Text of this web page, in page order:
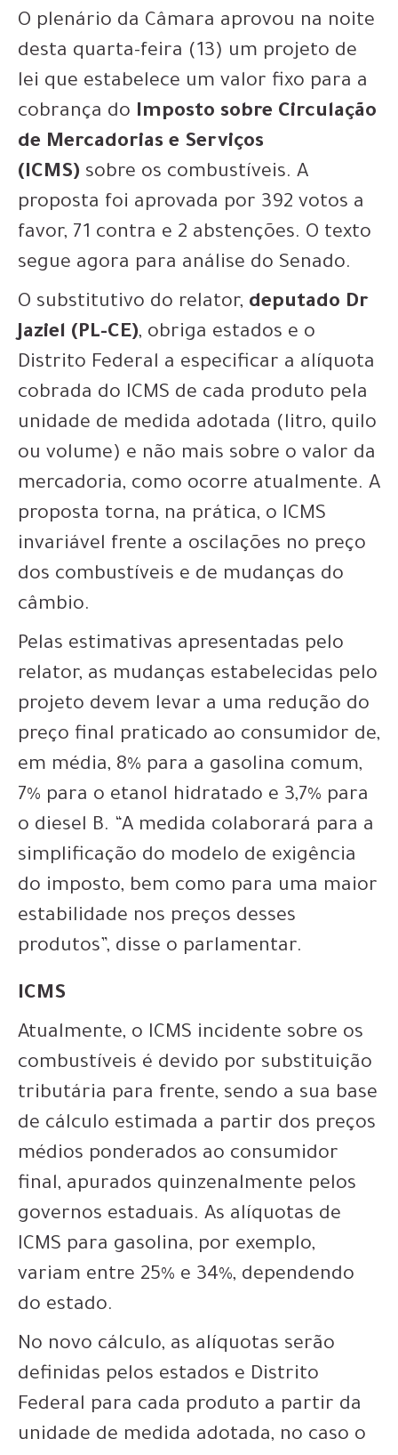
O plenário da Câmara aprovou na noite
desta quarta-feira (13) um projeto de
lei que estabelece um valor fixo para a
cobrança do Imposto sobre Circulação
de Mercadorias e Serviços
(ICMS) sobre os combustíveis. A
proposta foi aprovada por 392 votos a
favor, 71 contra e 2 abstenções. O texto
segue agora para análise do Senado.
O substitutivo do relator, deputado Dr
Jaziel (PL-CE), obriga estados e o
Distrito Federal a especificar a alíquota
cobrada do ICMS de cada produto pela
unidade de medida adotada (litro, quilo
ou volume) e não mais sobre o valor da
mercadoria, como ocorre atualmente. A
proposta torna, na prática, o ICMS
invariável frente a oscilações no preço
dos combustíveis e de mudanças do
câmbio.
Pelas estimativas apresentadas pelo
relator, as mudanças estabelecidas pelo
projeto devem levar a uma redução do
preço final praticado ao consumidor de,
em média, 8% para a gasolina comum,
7% para o etanol hidratado e 3,7% para
o diesel B. “A medida colaborará para a
simplificação do modelo de exigência
do imposto, bem como para uma maior
estabilidade nos preços desses
produtos”, disse o parlamentar.
ICMS
Atualmente, o ICMS incidente sobre os
combustíveis é devido por substituição
tributária para frente, sendo a sua base
de cálculo estimada a partir dos preços
médios ponderados ao consumidor
final, apurados quinzenalmente pelos
governos estaduais. As alíquotas de
ICMS para gasolina, por exemplo,
variam entre 25% e 34%, dependendo
do estado.
No novo cálculo, as alíquotas serão
definidas pelos estados e Distrito
Federal para cada produto a partir da
unidade de medida adotada, no caso o